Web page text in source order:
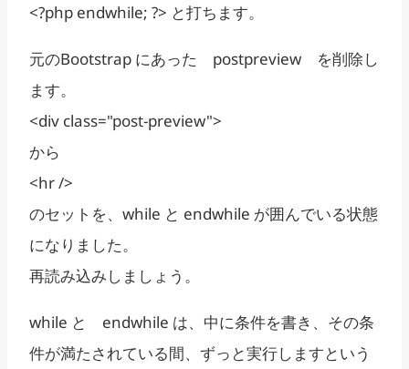
<?php endwhile; ?> と打ちます。
元のBootstrap にあった postpreview を削除し
ます。
<div class="post-preview">
から
<hr />
のセットを、while と endwhile が囲んでいる状態
になりました。
再読み込みしましょう。
while と endwhile は、中に条件を書き、その条
件が満たされている間、ずっと実行しますという